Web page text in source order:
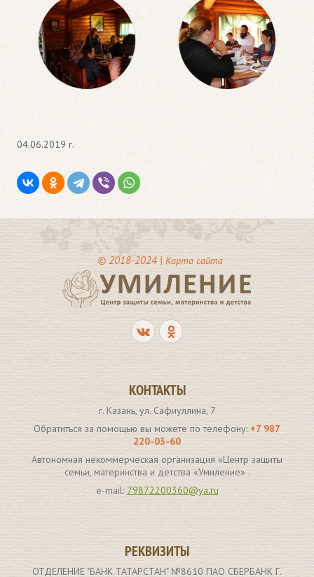
04.06.2019 г.
© 2018-2024 | Карта сайта
КОНТАКТЫ
г. Казань, ул. Сафиуллина, 7
Обратиться за помощью вы можете по телефону: +7 987
220-03-60
Автономная некоммерческая организация «Центр защиты
семьи, материнства и детства «Умиление» .
e-mail: 79872200360@ya.ru
РЕКВИЗИТЫ
ОТДЕЛЕНИЕ "БАНК ТАТАРСТАН" №8610 ПАО СБЕРБАНК Г.